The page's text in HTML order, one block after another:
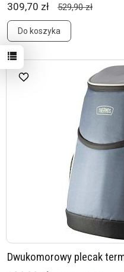
309,70 zł 529,90 zł
Do koszyka
Dwukomorowy plecak